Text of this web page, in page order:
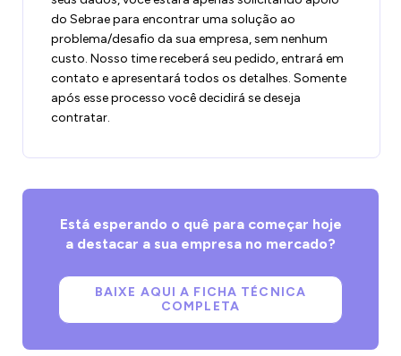
do Sebrae para encontrar uma solução ao
problema/desafio da sua empresa, sem nenhum
custo. Nosso time receberá seu pedido, entrará em
contato e apresentará todos os detalhes. Somente
após esse processo você decidirá se deseja
contratar.
Está esperando o quê para começar hoje
a destacar a sua empresa no mercado?
BAIXE AQUI A FICHA TÉCNICA
COMPLETA